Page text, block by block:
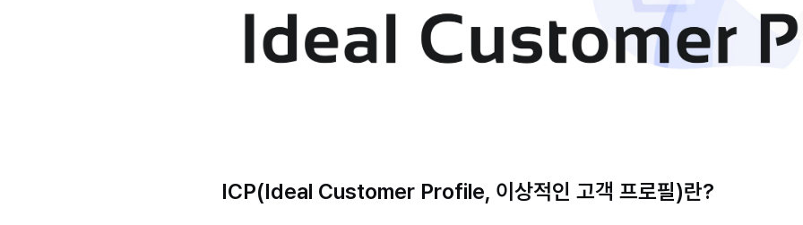
ICP(Ideal Customer Profile, 이상적인 고객 프로필)란?